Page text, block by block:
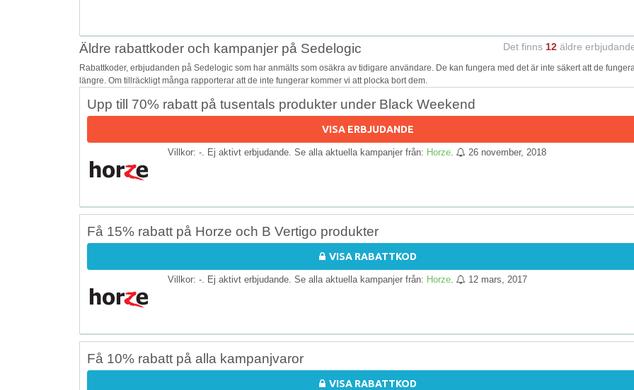
Äldre rabattkoder och kampanjer på Sedelogic Det finns 12 äldre
Rabattkoder, erbjudanden på Sedelogic som har anmälts som osäkra av tidigare användare. De kan fungera med det är inte säkert att de
längre. Om tillräckligt många rapporterar att de inte fungerar kommer vi att plocka bort dem.
Upp till 70% rabatt på tusentals produkter under Black Weekend
VISA ERBJUDANDE
Villkor: -. Ej aktivt erbjudande. Se alla aktuella kampanjer från: Horze 26 november, 2018
Få 15% rabatt på Horze och B Vertigo produkter
VISA RABATTKOD
Villkor: -. Ej aktivt erbjudande. Se alla aktuella kampanjer från: Horze 12 mars, 2017
Få 10% rabatt på alla kampanjvaror
VISA RABATTKOD